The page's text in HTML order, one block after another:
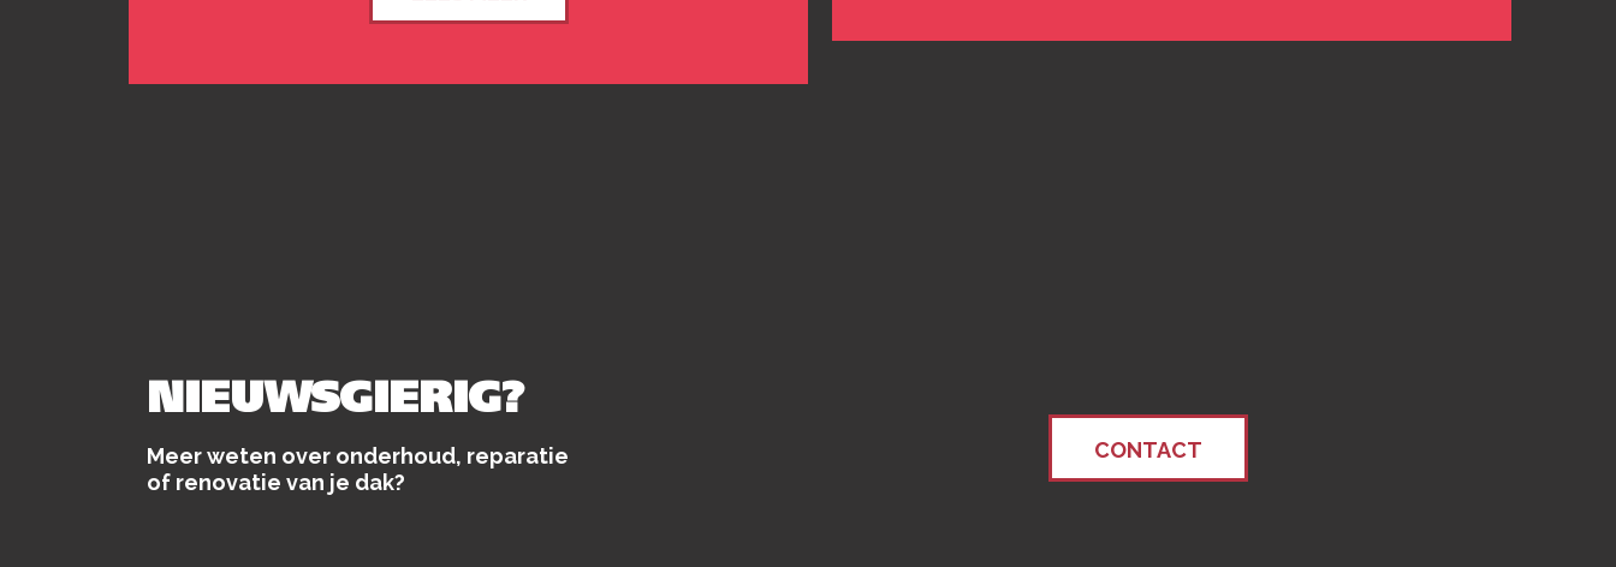
NIEUWSGIERIG?
Meer weten over onderhoud, reparatie
of renovatie van je dak?
CONTACT